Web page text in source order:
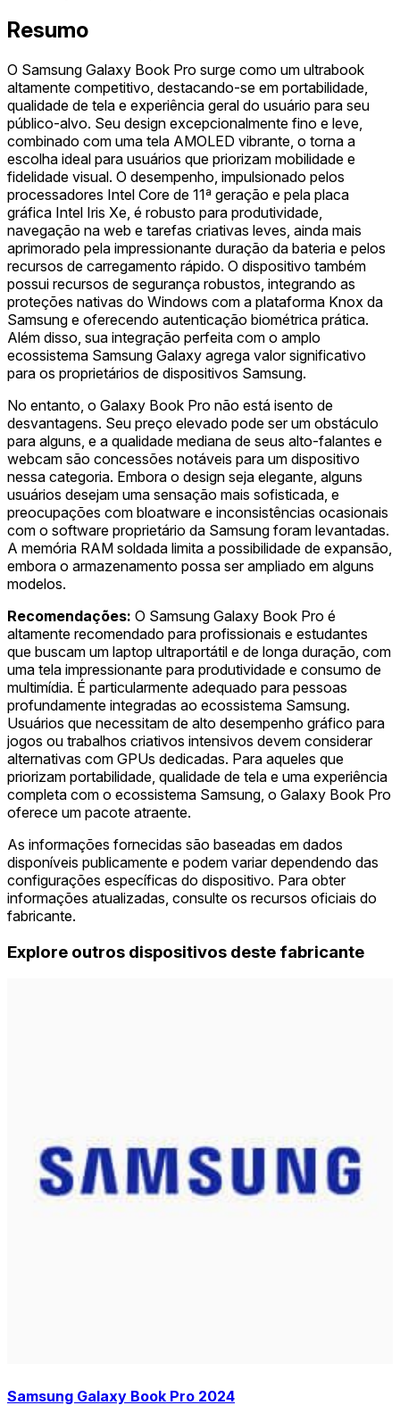
Resumo
O Samsung Galaxy Book Pro surge como um ultrabook
altamente competitivo, destacando-se em portabilidade,
qualidade de tela e experiência geral do usuário para seu
público-alvo. Seu design excepcionalmente fino e leve,
combinado com uma tela AMOLED vibrante, o torna a
escolha ideal para usuários que priorizam mobilidade e
fidelidade visual. O desempenho, impulsionado pelos
processadores Intel Core de 11ª geração e pela placa
gráfica Intel Iris Xe, é robusto para produtividade,
navegação na web e tarefas criativas leves, ainda mais
aprimorado pela impressionante duração da bateria e pelos
recursos de carregamento rápido. O dispositivo também
possui recursos de segurança robustos, integrando as
proteções nativas do Windows com a plataforma Knox da
Samsung e oferecendo autenticação biométrica prática.
Além disso, sua integração perfeita com o amplo
ecossistema Samsung Galaxy agrega valor significativo
para os proprietários de dispositivos Samsung.
No entanto, o Galaxy Book Pro não está isento de
desvantagens. Seu preço elevado pode ser um obstáculo
para alguns, e a qualidade mediana de seus alto-falantes e
webcam são concessões notáveis para um dispositivo
nessa categoria. Embora o design seja elegante, alguns
usuários desejam uma sensação mais sofisticada, e
preocupações com bloatware e inconsistências ocasionais
com o software proprietário da Samsung foram levantadas.
A memória RAM soldada limita a possibilidade de expansão,
embora o armazenamento possa ser ampliado em alguns
modelos.
Recomendações: O Samsung Galaxy Book Pro é
altamente recomendado para profissionais e estudantes
que buscam um laptop ultraportátil e de longa duração, com
uma tela impressionante para produtividade e consumo de
multimídia. É particularmente adequado para pessoas
profundamente integradas ao ecossistema Samsung.
Usuários que necessitam de alto desempenho gráfico para
jogos ou trabalhos criativos intensivos devem considerar
alternativas com GPUs dedicadas. Para aqueles que
priorizam portabilidade, qualidade de tela e uma experiência
completa com o ecossistema Samsung, o Galaxy Book Pro
oferece um pacote atraente.
As informações fornecidas são baseadas em dados
disponíveis publicamente e podem variar dependendo das
configurações específicas do dispositivo. Para obter
informações atualizadas, consulte os recursos oficiais do
fabricante.
Explore outros dispositivos deste fabricante
Samsung Galaxy Book Pro 2024